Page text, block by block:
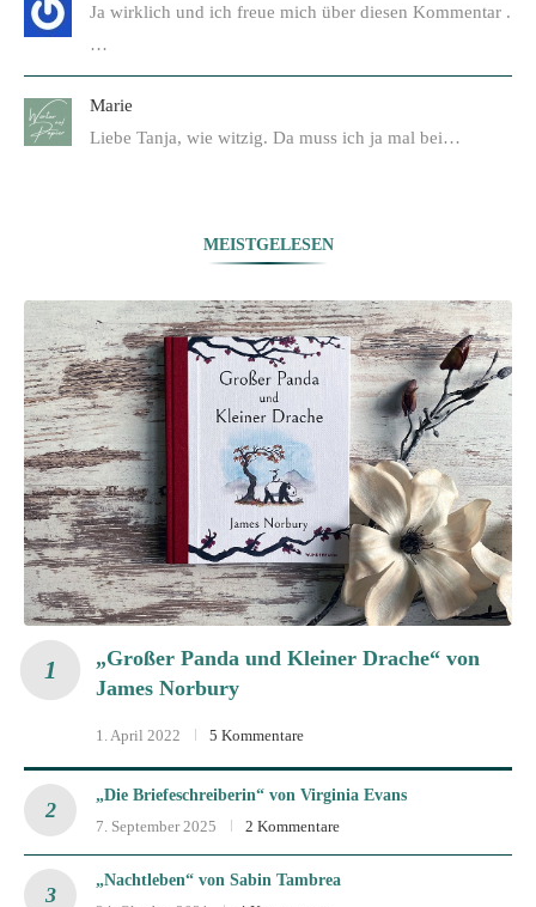
Ja wirklich und ich freue mich über diesen Kommentar .
…
Marie
Liebe Tanja, wie witzig. Da muss ich ja mal bei…
MEISTGELESEN
„Großer Panda und Kleiner Drache“ von
James Norbury
1. April 2022 5 Kommentare
„Die Briefeschreiberin“ von Virginia Evans
7. September 2025
2 Kommentare
„Nachtleben“ von Sabin Tambrea